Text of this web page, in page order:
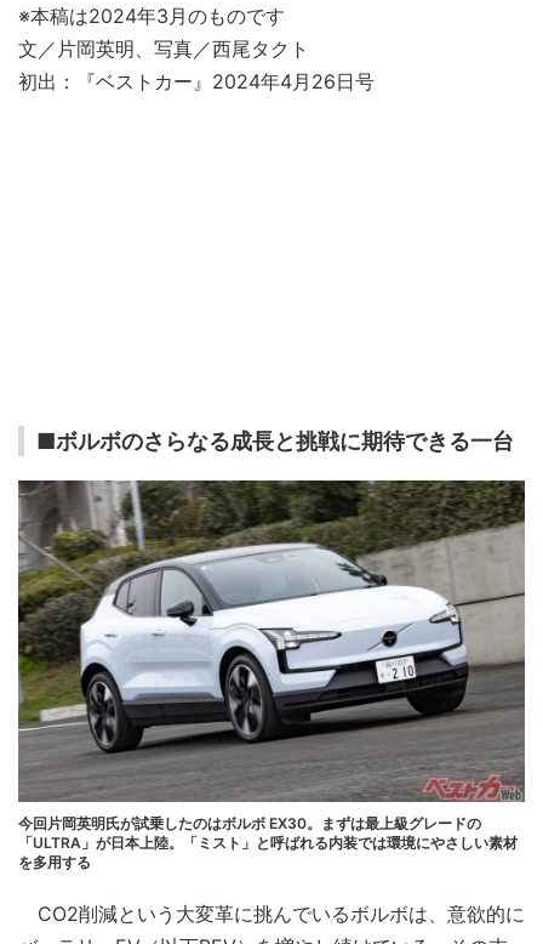
※本稿は2024年3月のものです
文／片岡英明、写真／西尾タクト
初出：『ベストカー』2024年4月26日号
■ボルボのさらなる成長と挑戦に期待できる一台
今回片岡英明氏が試乗したのはボルボ EX30。まずは最上級グレードの
「ULTRA」が日本上陸。「ミスト」と呼ばれる内装では環境にやさしい素材
を多用する
CO2削減という大変革に挑んでいるボルボは、意欲的に